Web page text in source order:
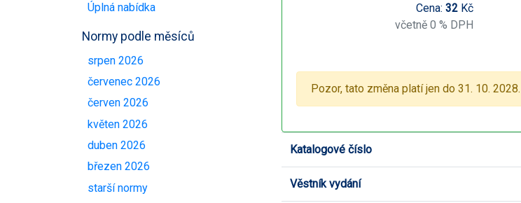
Úplná nabídka
Normy podle měsíců
srpen 2026
červenec 2026
červen 2026
květen 2026
duben 2026
březen 2026
starší normy
Cena: 32Kč
včetně 0 % DPH
Pozor, tato změna platí jen do 31. 10. 2028.
Katalogové číslo
Věstník vydání